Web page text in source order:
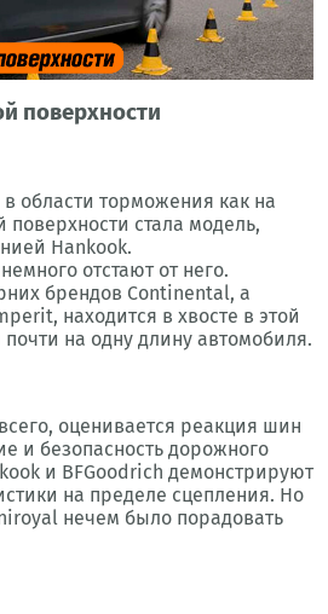
поверхности
области торможения как на
поверхности стала модель,
Hankook.
отстают от него.
брендов Continental, а
находится в хвосте в этой
на одну длину автомобиля.
оценивается реакция шин
и безопасность дорожного
и BFGoodrich демонстрируют
на пределе сцепления. Но
нечем было порадовать